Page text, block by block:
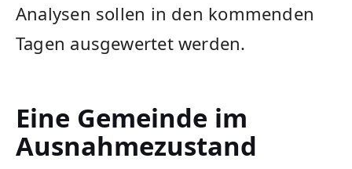
Analysen sollen in den kommenden
Tagen ausgewertet werden.
Eine Gemeinde im
Ausnahmezustand